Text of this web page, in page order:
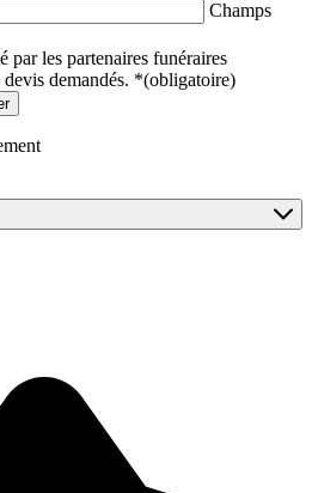
Champs
par les partenaires funéraires
demandés. *(obligatoire)